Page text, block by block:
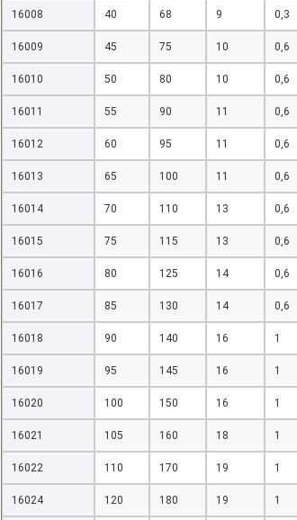
16008 40 68 9 0,3
16009 45 75 10 0,6
16010 50 80 10 0,6
16011 55 90 11 0,6
16012 60 95 11 0,6
16013 65 100 11 0,6
16014 70 110 13 0,6
16015 75 115 13 0,6
16016 80 125 14 0,6
16017 85 130 14 0,6
16018 90 140 16 1
16019 95 145 16 1
16020 100 150 16 1
16021 105 160 18 1
16022 110 170 19 1
16024 120 180 19 1